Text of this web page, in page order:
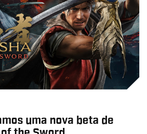
uma nova beta de